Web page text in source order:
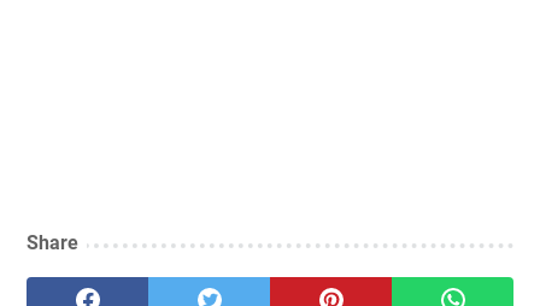
Share